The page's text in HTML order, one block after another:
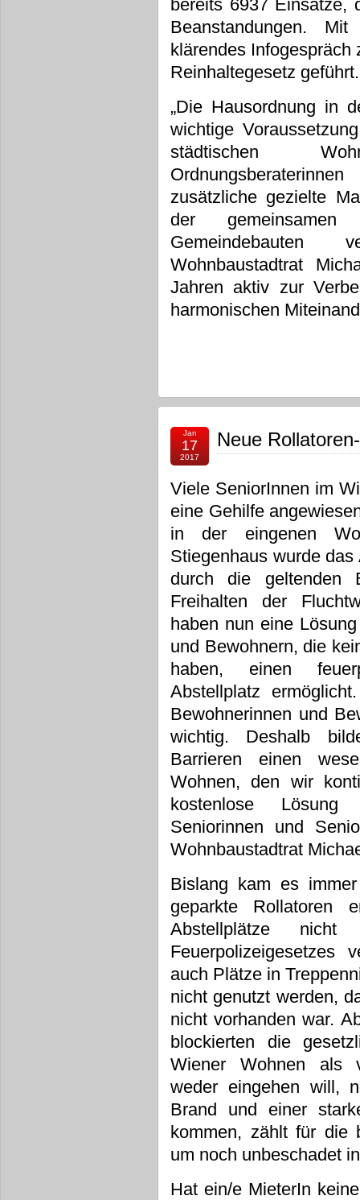
bereits 6937 Einsätze,
Beanstandungen.
klärendes Infogespräch
Reinhaltegesetz geführt.
„Die Hausordnung in
wichtige
städtischen
zusätzliche gezielte
der
Gemeindebauten
Wohnbaustadtrat
Jahren aktiv zur
harmonischen
Jan
17
2017
Neue
Viele SeniorInnen im
eine Gehilfe
in der eingenen
Stiegenhaus wurde
durch die geltenden
Freihalten der
haben nun eine
und Bewohnern, die
haben, einen
Abstellplatz
Bewohnerinnen und
wichtig. Deshalb
Barrieren einen
Wohnen, den wir
kostenlose Lösung
Seniorinnen und
Wohnbaustadtrat
Bislang kam es
geparkte Rollatoren
Abstellplätze
Feuerpolizeigesetzes
auch Plätze in
nicht genutzt werden,
nicht vorhanden war.
blockierten die
Wiener Wohnen als
weder eingehen will,
Brand und einer
kommen, zählt für die
um noch unbeschadet
Hat ein/e MieterIn